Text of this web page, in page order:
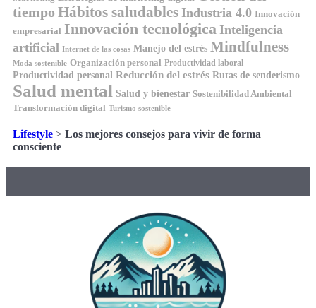
tiempo Hábitos saludables Industria 4.0 Innovación
empresarial Innovación tecnológica Inteligencia
artificial Internet de las cosas Manejo del estrés Mindfulness
Moda sostenible Organización personal Productividad laboral
Productividad personal Reducción del estrés Rutas de senderismo
Salud mental Salud y bienestar Sostenibilidad Ambiental
Transformación digital Turismo sostenible
Lifestyle > Los mejores consejos para vivir de forma
consciente